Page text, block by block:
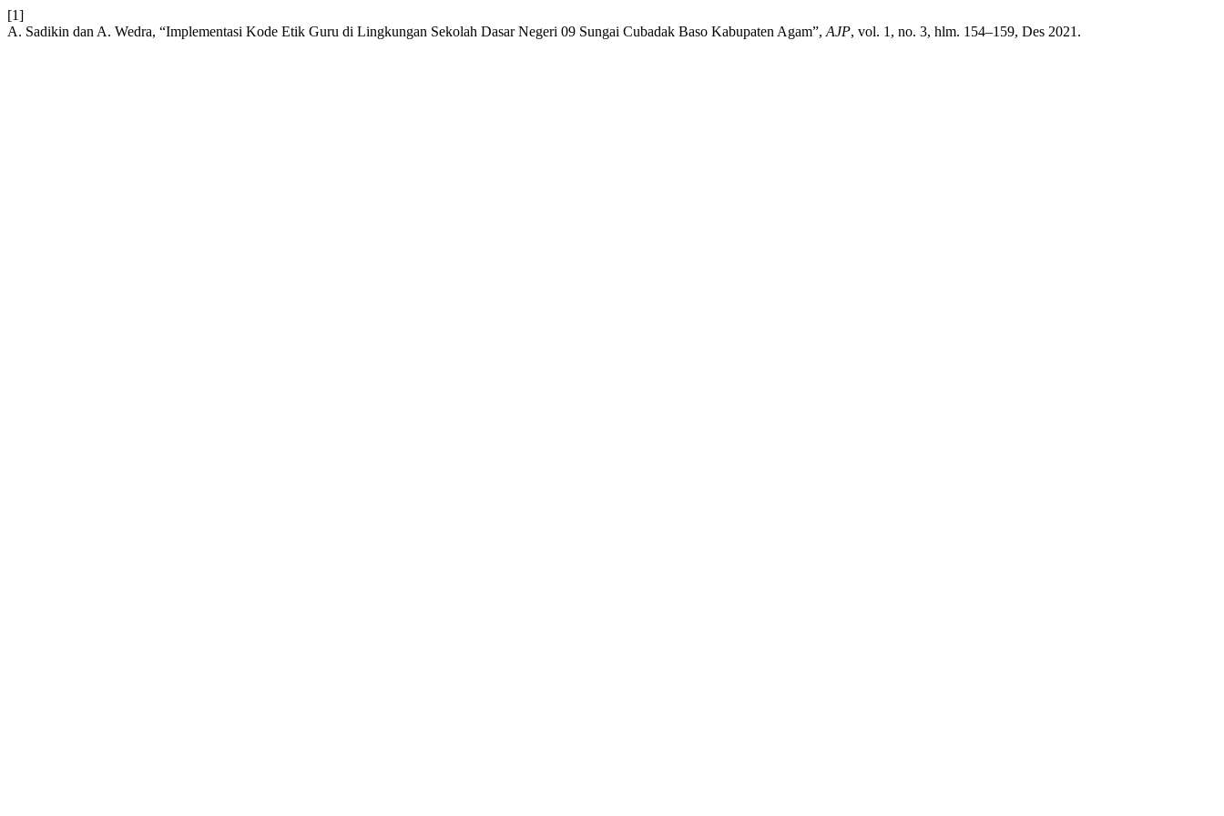
[1]
A. Sadikin dan A. Wedra, “Implementasi Kode Etik Guru di Lingkungan Sekolah Dasar Negeri 09 Sungai Cubadak Baso Kabupaten Agam”, AJP, vol. 1, no. 3, hlm. 154–159, Des 2021.